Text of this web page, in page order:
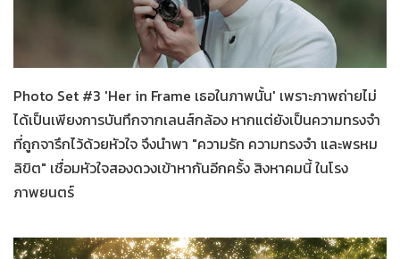
Her in Frame
Photo Set #3 'Her in Frame เธอในภาพนั้น' เพราะภาพถ่ายไม่
ได้เป็นเพียงการบันทึกจากเลนส์กล้อง หากแต่ยังเป็นความทรงจำ
ที่ถูกจารึกไว้ด้วยหัวใจ จึงนำพา "ความรัก ความทรงจำ และพรหม
ลิขิต" เชื่อมหัวใจสองดวงเข้าหากันอีกครั้ง สิงหาคมนี้ ในโรง
ภาพยนตร์